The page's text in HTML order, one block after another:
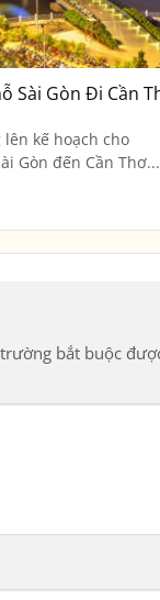
Sài Gòn Đi Cần
kế hoạch cho
Gòn đến Cần Thơ...
trường bắt buộc